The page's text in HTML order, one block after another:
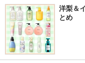
洋梨＆
とめ